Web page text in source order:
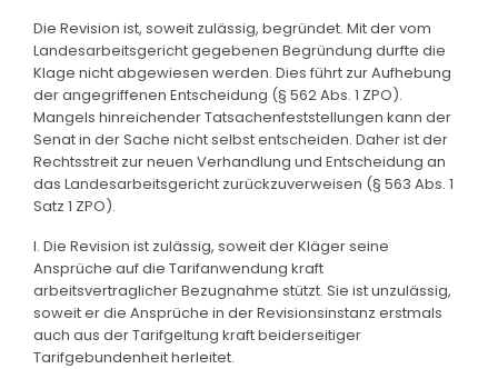
Die Revision ist, soweit zulässig, begründet. Mit der vom
Landesarbeitsgericht gegebenen Begründung durfte die
Klage nicht abgewiesen werden. Dies führt zur Aufhebung
der angegriffenen Entscheidung (§ 562 Abs. 1 ZPO).
Mangels hinreichender Tatsachenfeststellungen kann der
Senat in der Sache nicht selbst entscheiden. Daher ist der
Rechtsstreit zur neuen Verhandlung und Entscheidung an
das Landesarbeitsgericht zurückzuverweisen (§ 563 Abs. 1
Satz 1 ZPO).
I. Die Revision ist zulässig, soweit der Kläger seine
Ansprüche auf die Tarifanwendung kraft
arbeitsvertraglicher Bezugnahme stützt. Sie ist unzulässig,
soweit er die Ansprüche in der Revisionsinstanz erstmals
auch aus der Tarifgeltung kraft beiderseitiger
Tarifgebundenheit herleitet.